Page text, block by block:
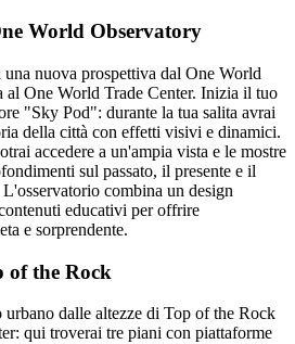
World Observatory
nuova prospettiva dal One World
al One World Trade Center. Inizia il tuo
"Sky Pod": durante la tua salita avrai
della città con effetti visivi e dinamici.
accedere a un'ampia vista e le mostre
sul passato, il presente e il
combina un design
educativi per offrire
e sorprendente.
of the Rock
urbano dalle altezze di Top of the Rock
qui troverai tre piani con piattaforme